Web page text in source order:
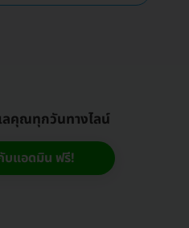
คุณทุกวันทางไลน์
บแอดมิน ฟรี!